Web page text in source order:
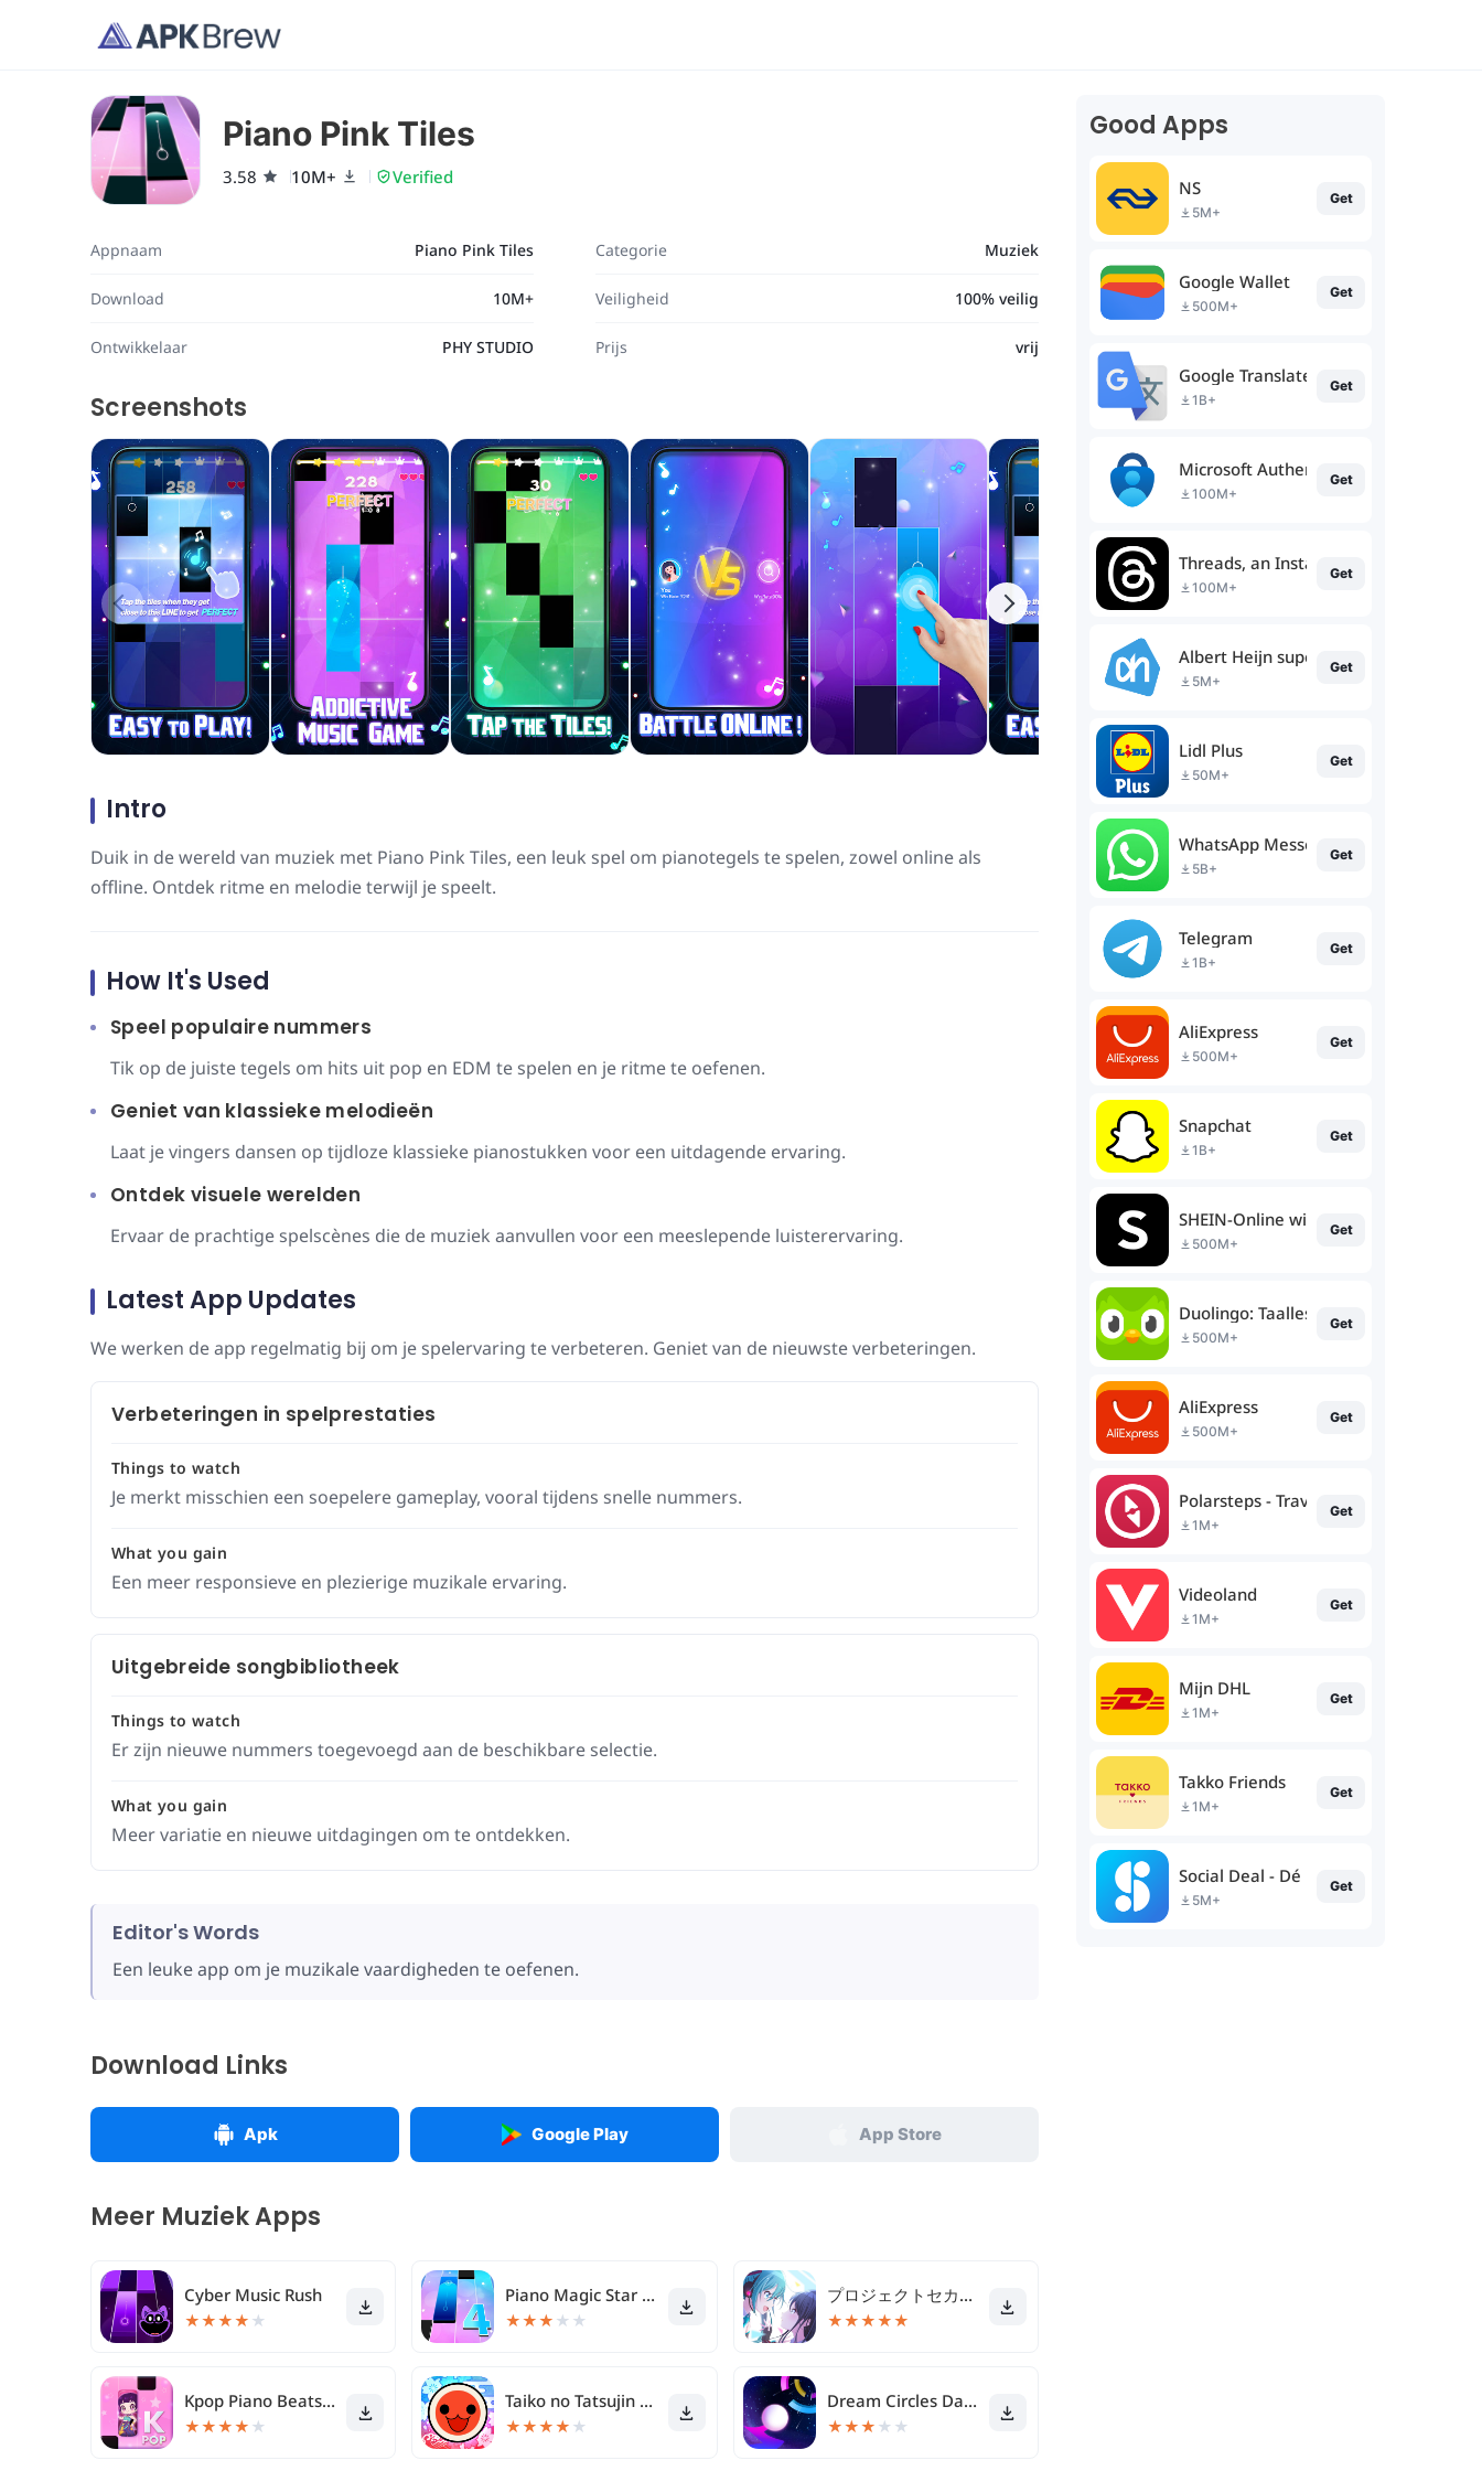
Piano Pink Tiles
3.58 10M+ Verified
Appnaam Piano Pink Tiles Categorie Muziek
Download 10M+ Veiligheid 100% veilig
Ontwikkelaar PHY STUDIO Prijs vrij
Screenshots
Intro
Duik in de wereld van muziek met Piano Pink Tiles, een leuk spel om pianotegels te spelen, zowel online als
offline. Ontdek ritme en melodie terwijl je speelt.
How It's Used
Speel populaire nummers
Tik op de juiste tegels om hits uit pop en EDM te spelen en je ritme te oefenen.
Geniet van klassieke melodieën
Laat je vingers dansen op tijdloze klassieke pianostukken voor een uitdagende ervaring.
Ontdek visuele werelden
Ervaar de prachtige spelscènes die de muziek aanvullen voor een meeslepende luisterervaring.
Latest App Updates
We werken de app regelmatig bij om je spelervaring te verbeteren. Geniet van de nieuwste verbeteringen.
Verbeteringen in spelprestaties
Things to watch
Je merkt misschien een soepelere gameplay, vooral tijdens snelle nummers.
What you gain
Een meer responsieve en plezierige muzikale ervaring.
Uitgebreide songbibliotheek
Things to watch
Er zijn nieuwe nummers toegevoegd aan de beschikbare selectie.
What you gain
Meer variatie en nieuwe uitdagingen om te ontdekken.
Editor's Words
Een leuke app om je muzikale vaardigheden te oefenen.
Download Links
Apk Google Play App Store
Meer Muziek Apps
Cyber Music Rush
★★★★ ★
Piano Magic Star 4: Music Game
★★★ ★ ★
プロジェクトセカイ カラフルステージ！ feat. 初音ミク
★★★★★
Kpop Piano Beats - Music Game
★★★★ ★
Taiko no Tatsujin RC
★★★★ ★
Dream Circles Dash
★★★ ★ ★
Good Apps
NS
5M+
Get
Google Wallet
500M+
Get
Google Translate
1B+
Get
Microsoft Authenticator
100M+
Get
Threads, an Instagram app
100M+
Get
Albert Heijn supermarkt
5M+
Get
Lidl Plus
50M+
Get
WhatsApp Messenger
5B+
Get
Telegram
1B+
Get
AliExpress
500M+
Get
Snapchat
1B+
Get
SHEIN-Online winkelen
500M+
Get
Duolingo: Taallessen
500M+
Get
AliExpress
500M+
Get
Polarsteps - Travel Tracker
1M+
Get
Videoland
1M+
Get
Mijn DHL
1M+
Get
Takko Friends
1M+
Get
Social Deal - Dé beste deals
5M+
Get